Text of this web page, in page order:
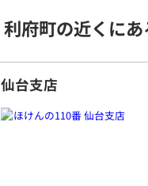
利府町の近くに
仙台支店